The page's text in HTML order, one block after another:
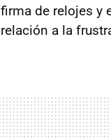
firma de relojes y
relación a la